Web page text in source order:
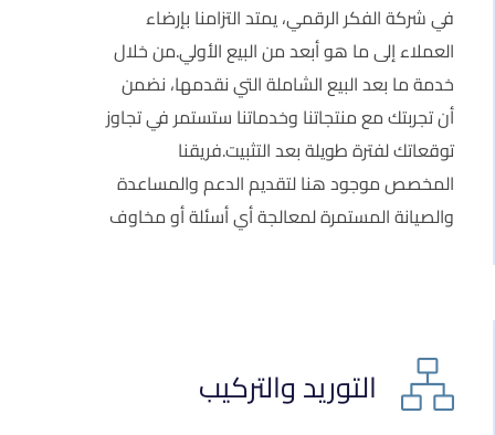
في شركة الفكر الرقمي، يمتد التزامنا بإرضاء
العملاء إلى ما هو أبعد من البيع الأولي.من خلال
خدمة ما بعد البيع الشاملة التي نقدمها، نضمن
أن تجربتك مع منتجاتنا وخدماتنا ستستمر في تجاوز
توقعاتك لفترة طويلة بعد التثبيت.فريقنا
المخصص موجود هنا لتقديم الدعم والمساعدة
والصيانة المستمرة لمعالجة أي أسئلة أو مخاوف
التوريد والتركيب